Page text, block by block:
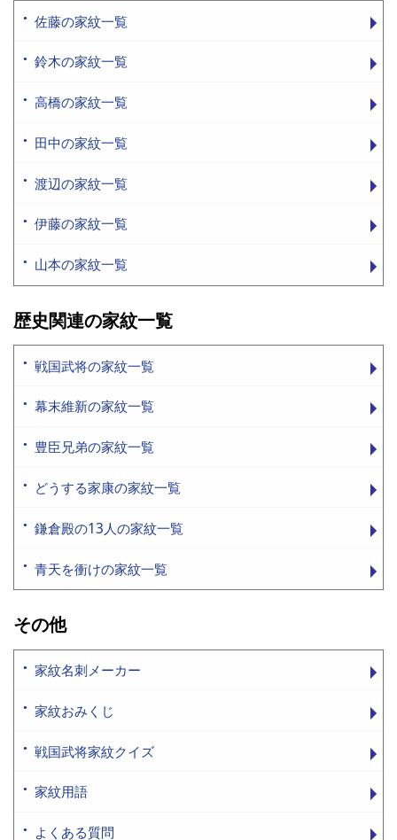
佐藤の家紋一覧
鈴木の家紋一覧
高橋の家紋一覧
田中の家紋一覧
渡辺の家紋一覧
伊藤の家紋一覧
山本の家紋一覧
歴史関連の家紋一覧
戦国武将の家紋一覧
幕末維新の家紋一覧
豊臣兄弟の家紋一覧
どうする家康の家紋一覧
鎌倉殿の13人の家紋一覧
青天を衝けの家紋一覧
その他
家紋名刺メーカー
家紋おみくじ
戦国武将家紋クイズ
家紋用語
よくある質問